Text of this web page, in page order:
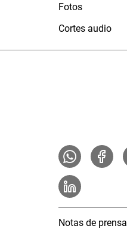
Fotos
Cortes audio
Notas de prensa